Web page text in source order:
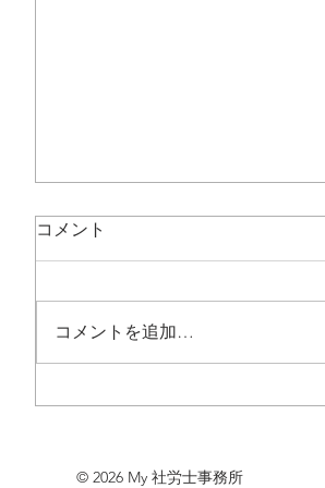
コメント
コメントを追加…
© 2026 My 社労士事務所